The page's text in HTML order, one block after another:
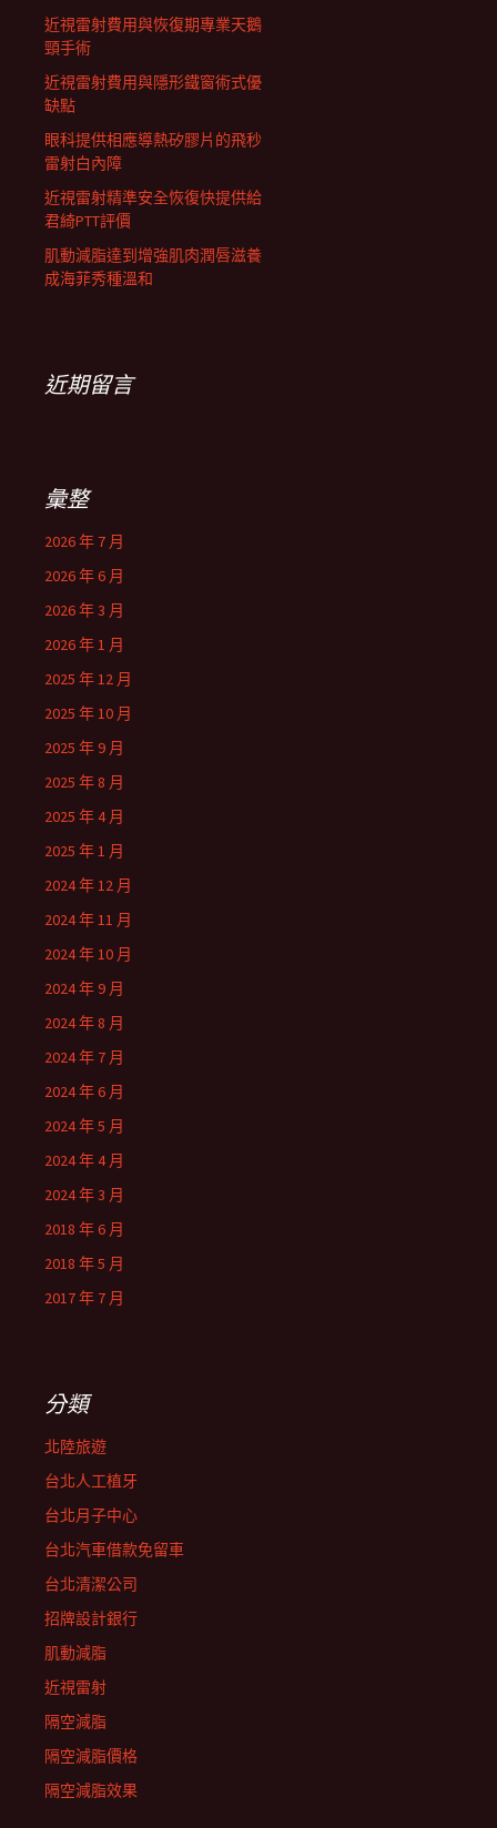
近視雷射費用與恢復期專業天鵝
頸手術
近視雷射費用與隱形鐵窗術式優
缺點
眼科提供相應導熱矽膠片的飛秒
雷射白內障
近視雷射精準安全恢復快提供給
君綺PTT評價
肌動減脂達到增強肌肉潤唇滋養
成海菲秀種溫和
近期留言
彙整
2026 年 7 月
2026 年 6 月
2026 年 3 月
2026 年 1 月
2025 年 12 月
2025 年 10 月
2025 年 9 月
2025 年 8 月
2025 年 4 月
2025 年 1 月
2024 年 12 月
2024 年 11 月
2024 年 10 月
2024 年 9 月
2024 年 8 月
2024 年 7 月
2024 年 6 月
2024 年 5 月
2024 年 4 月
2024 年 3 月
2018 年 6 月
2018 年 5 月
2017 年 7 月
分類
北陸旅遊
台北人工植牙
台北月子中心
台北汽車借款免留車
台北清潔公司
招牌設計銀行
肌動減脂
近視雷射
隔空減脂
隔空減脂價格
隔空減脂效果